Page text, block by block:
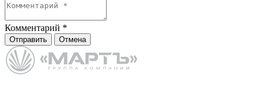
Комментарий *
Отправить Отмена